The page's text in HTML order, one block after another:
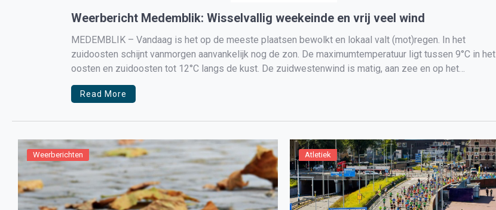
Weerbericht Medemblik: Wisselvallig weekeinde en vrij veel wind
MEDEMBLIK – Vandaag is het op de meeste plaatsen bewolkt en lokaal valt (mot)regen. In het
zuidoosten schijnt vanmorgen aanvankelijk nog de zon. De maximumtemperatuur ligt tussen 9°C in het
oosten en zuidoosten tot 12°C langs de kust. De zuidwestenwind is matig, aan zee en op het
IJsselmeer krachtig, later […]
Read More
Weerberichten Atletiek